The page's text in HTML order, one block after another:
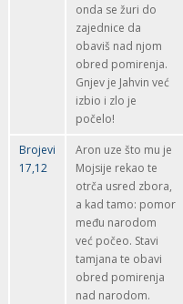
onda se žuri do
zajednice da
obaviš nad njom
obred pomirenja.
Gnjev je Jahvin već
izbio i zlo je
počelo!
Brojevi
17,12
Aron uze što mu je
Mojsije rekao te
otrča usred zbora,
a kad tamo: pomor
među narodom
već počeo. Stavi
tamjana te obavi
obred pomirenja
nad narodom.